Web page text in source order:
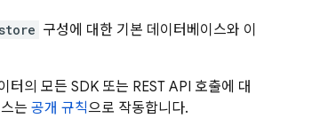
구성에 대한 기본 데이터베이스와 이
의 모든 SDK 또는 REST API 호출에 대
는 공개 규칙으로 작동합니다.